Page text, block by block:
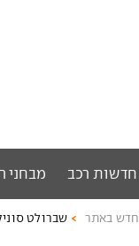
חדשות רכב מבחני
חדש באתר שברולט